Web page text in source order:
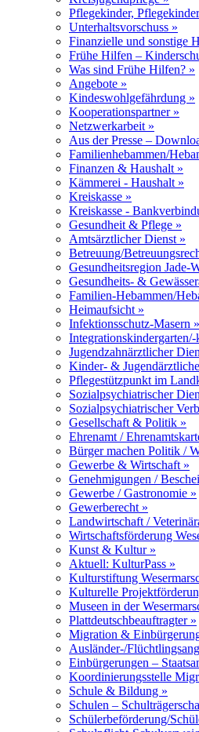
Pflegekinder,
Unterhaltsvorschuss »
Finanzielle und sonstige
Frühe Hilfen –
Was sind Frühe Hilfen? »
Angebote »
Kindeswohlgefährdung »
Kooperationspartner »
Netzwerkarbeit »
Aus der Presse –
Familienhebammen/
Finanzen & Haushalt »
Kämmerei - Haushalt »
Kreiskasse »
Kreiskasse -
Gesundheit & Pflege »
Amtsärztlicher Dienst »
Betreuung/
Gesundheitsregion Jade-
Gesundheits- &
Familien-Hebammen/
Heimaufsicht »
Infektionsschutz-Masern »
Integrationskindergarten/-
Jugendzahnärztlicher
Kinder- &
Pflegestützpunkt im
Sozialpsychiatrischer
Sozialpsychiatrischer
Gesellschaft & Politik »
Ehrenamt /
Bürger machen Politik /
Gewerbe & Wirtschaft »
Genehmigungen /
Gewerbe / Gastronomie »
Gewerberecht »
Landwirtschaft /
Wirtschaftsförderung
Kunst & Kultur »
Aktuell: KulturPass »
Kulturstiftung
Kulturelle
Museen in der
Plattdeutschbeauftragter »
Migration &
Ausländer-/
Einbürgerungen –
Koordinierungsstelle
Schule & Bildung »
Schulen –
Schülerbeförderung/